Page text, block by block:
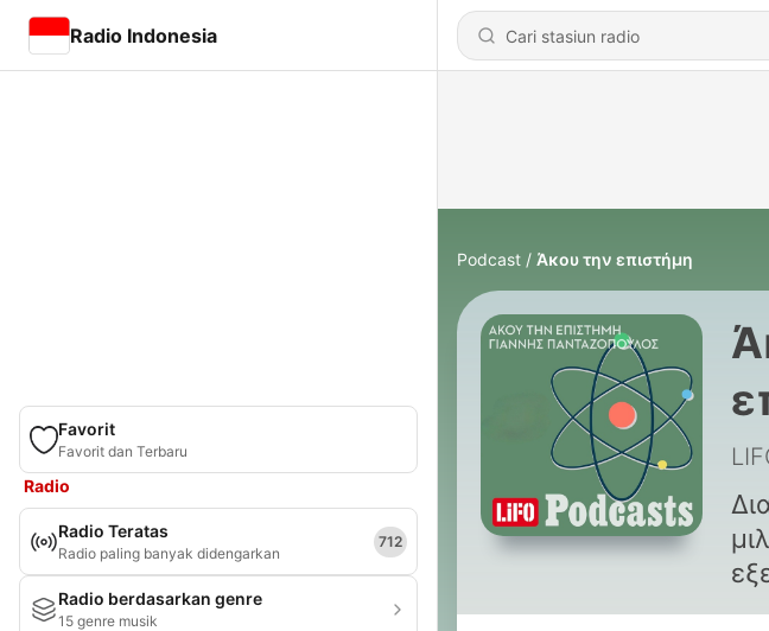
Radio Indonesia
Favorit
Favorit dan Terbaru
Radio
Radio Teratas
Radio paling banyak didengarkan
712
Radio berdasarkan genre
15 genre musik
Podcast Άκου την επιστήμη